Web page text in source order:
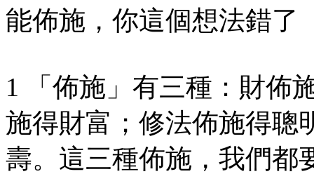
能佈施，你這個想法錯了
1 「佈施」有三種：財佈
施得財富；修法佈施得聰
壽。這三種佈施，我們都